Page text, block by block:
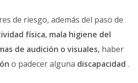
de riesgo, además del paso de
física, mala higiene del
de audición o visuales, haber
o padecer alguna discapacidad .